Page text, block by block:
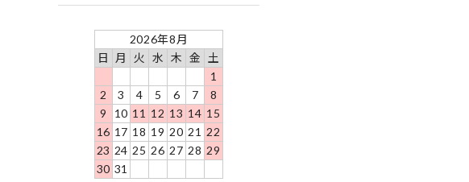
2026年8月
日
月 火 水 木 金
土
1
2
3 4 5 6 7
8
9
10 11 12 13 14 15
16 17 18 19 20 21 22
23 24 25 26 27 28 29
30 31